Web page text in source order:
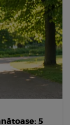
5